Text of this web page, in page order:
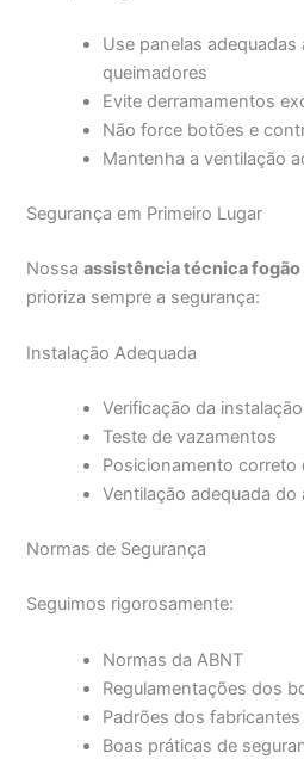
Use panelas
queimadores
Evite derramamentos
Não force botões e
Mantenha a ventilação
Segurança em Primeiro Lugar
Nossaassistência técnica
prioriza sempre a segurança:
Instalação Adequada
Verificação da
Teste de vazamentos
Posicionamento correto
Ventilação adequada do
Normas de Segurança
Seguimos rigorosamente:
Normas da ABNT
Regulamentações dos
Padrões dos fabricantes
Boas práticas de